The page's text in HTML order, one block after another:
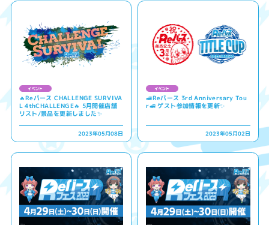
🔥Reバース CHALLENGE SURVIVA
L 4thCHALLENGE🔥 5月開催店舗
リスト/景品を更新しました✨
2023年05月08日
🚅Reバース 3rd Anniversary Tou
r🚅 ゲスト参加情報を更新✨
2023年05月02日